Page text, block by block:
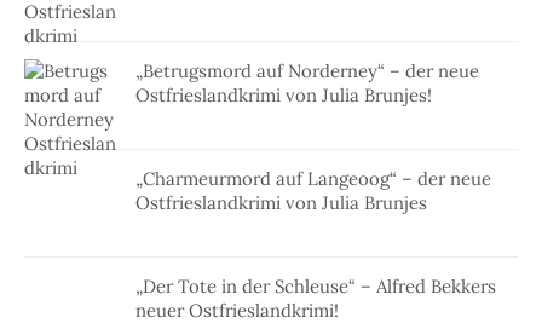
„Betrugsmord auf Norderney“ – der neue
Ostfrieslandkrimi von Julia Brunjes!
„Charmeurmord auf Langeoog“ – der neue
Ostfrieslandkrimi von Julia Brunjes
„Der Tote in der Schleuse“ – Alfred Bekkers
neuer Ostfrieslandkrimi!